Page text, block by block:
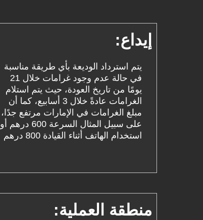
إيداع:
يتم استرداد الوديعة بأي طريقة مناسبة
في حالة عدم وجود غرامات خلال 21
يومًا من تاريخ العودة، حيث يتم استلام
الغرامات عادةً خلال 3 أسابيع، كما أن
مبلغ الغرامات في الإمارات مرتفع جدًا،
على سبيل المثال السرعة 600 درهم أو
استخدام الهاتف أثناء القيادة 800 درهم
منطقة العملية: